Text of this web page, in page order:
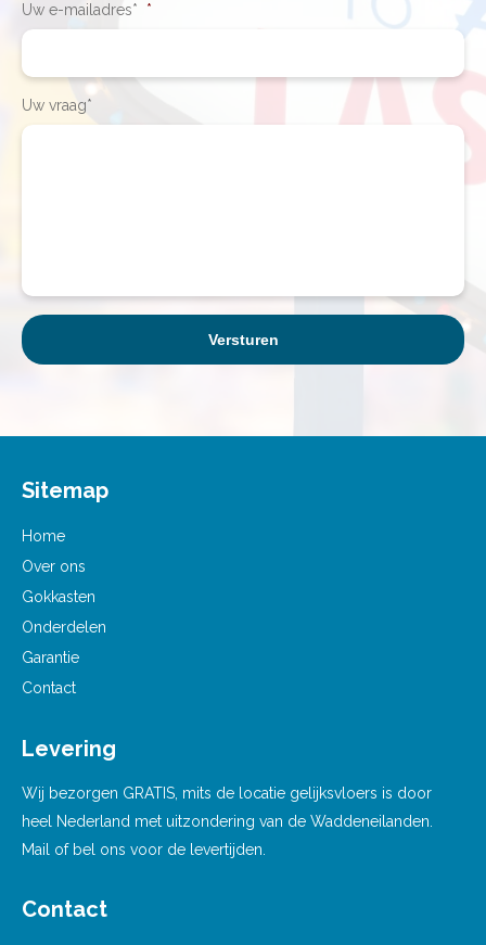
Uw e-mailadres* *
Uw vraag*
Sitemap
Home
Over ons
Gokkasten
Onderdelen
Garantie
Contact
Levering
Wij bezorgen GRATIS, mits de locatie gelijksvloers is door
heel Nederland met uitzondering van de Waddeneilanden.
Mail of bel ons voor de levertijden.
Contact